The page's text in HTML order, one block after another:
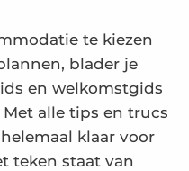
te kiezen
blader je
en welkomstgids
alle tips en trucs
klaar voor
teken staat van